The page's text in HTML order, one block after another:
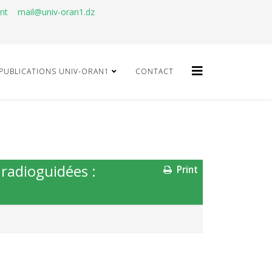
mail@univ-oran1.dz
PUBLICATIONS UNIV-ORAN1 CONTACT
Print
: